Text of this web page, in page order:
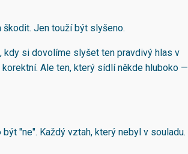
škodit. Jen touží být slyšeno.
kdy si dovolíme slyšet ten pravdivý hlas v
Ale ten, který sídlí někde hluboko —
"ne". Každý vztah, který nebyl v souladu.